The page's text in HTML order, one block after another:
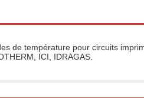
de température pour circuits
ICI, IDRAGAS.